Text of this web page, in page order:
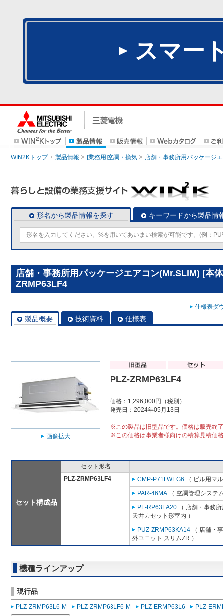
スマー
WIN2Kトップ 製品情報 [業務用]空調・換気 店舗・事務所用パッケージ
形名から製品情報を探す キーワードから製品情
店舗・事務所用パッケージエアコン(Mr.SLIM) [本
ZRMP63LF4
仕様表ダ
製品概要 技術資料 仕様表
画像拡大
PLZ-ZRMP63LF4
価格：1,296,000円（税別）
発売日：2024年05月13日
※この製品は旧型品です。価格は販売終
※この価格は事業者様向けの積算見積価
セット構成品
セット形名
PLZ-ZRMP63LF4
CMP-P71LWEG6 （ ビル用マ
PAR-46MA （ 空調管理システ
PL-RP63LA20 （ 店舗・事務
天井カセット形室内 ）
PUZ-ZRMP63KA14 （ 店舗・
外ユニット スリムZR ）
機種ラインアップ
現行品
PLZ-ZRMP63L6-M PLZ-ZRMP63LF6-M PLZ-ERMP63L6 PLZ-